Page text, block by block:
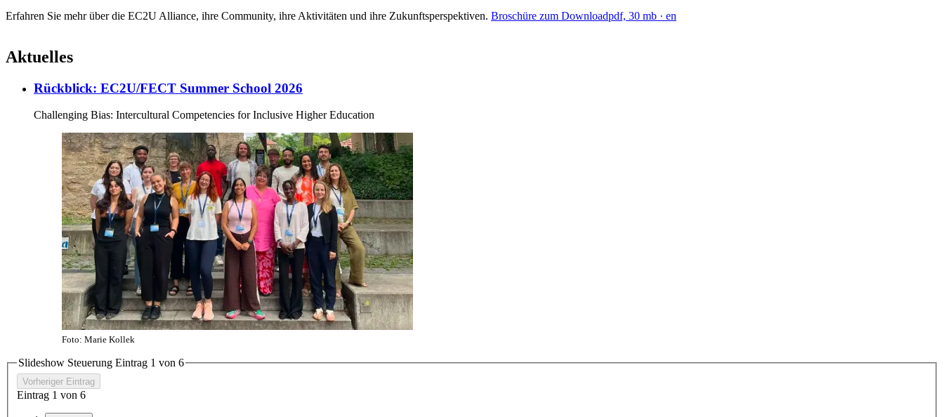
Erfahren Sie mehr über die EC2U Alliance, ihre Community, ihre Aktivitäten und ihre Zukunftsperspektiven. Broschüre zum Downloadpdf, 30 mb · en
Aktuelles
Rückblick: EC2U/FECT Summer School 2026
Challenging Bias: Intercultural Competencies for Inclusive Higher Education
Foto: Marie Kollek
Slideshow Steuerung Eintrag 1 von 6
Vorheriger Eintrag
Eintrag 1 von 6